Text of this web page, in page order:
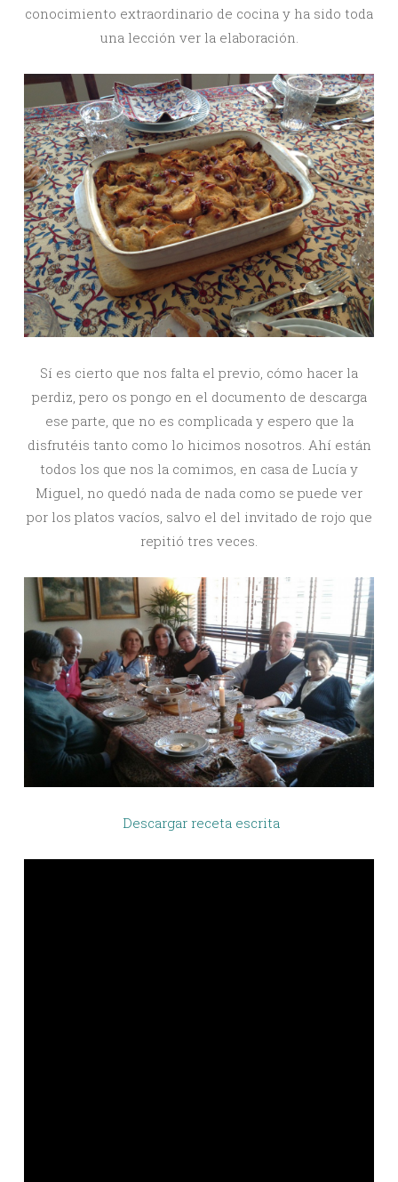
conocimiento extraordinario de cocina y ha sido toda
una lección ver la elaboración.
Sí es cierto que nos falta el previo, cómo hacer la
perdiz, pero os pongo en el documento de descarga
ese parte, que no es complicada y espero que la
disfrutéis tanto como lo hicimos nosotros. Ahí están
todos los que nos la comimos, en casa de Lucía y
Miguel, no quedó nada de nada como se puede ver
por los platos vacíos, salvo el del invitado de rojo que
repitió tres veces.
Descargar receta escrita